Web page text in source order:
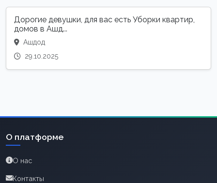
Дорогие девушки, для вас есть Уборки квартир,
домов в Ашд...
Ашдод
29.10.2025
О платформе
О нас
Контакты